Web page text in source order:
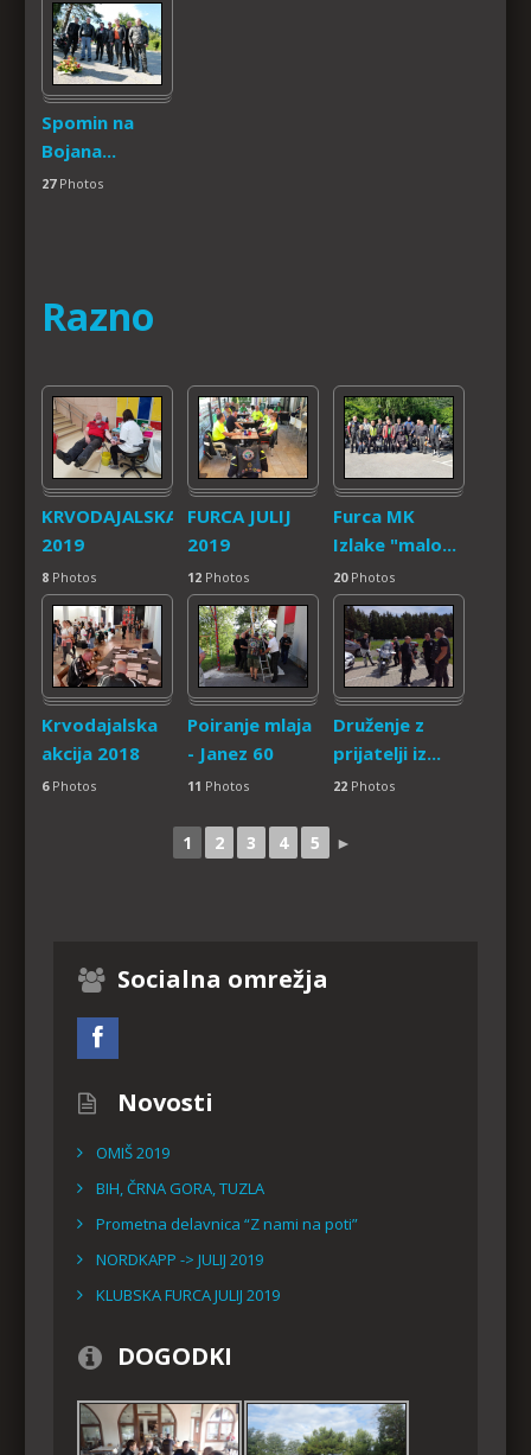
Spomin na
Bojana...
27Photos
Razno
KRVODAJALSKA
2019
8 Photos
FURCA JULIJ
2019
12 Photos
Furca MK
Izlake "malo...
20Photos
Krvodajalska
akcija 2018
6Photos
Poiranje mlaja
- Janez 60
11 Photos
Druženje z
prijatelji iz...
22 Photos
1 2 3 4 5 ►
Socialna omrežja
Novosti
OMIŠ 2019
BIH, ČRNA GORA, TUZLA
Prometna delavnica “Z nami na poti”
NORDKAPP -> JULIJ 2019
KLUBSKA FURCA JULIJ 2019
DOGODKI